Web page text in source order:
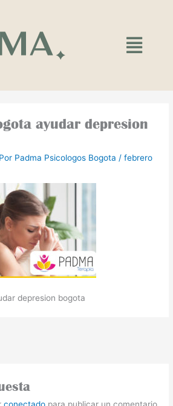
Main
Menu
ayudar depresion
Padma Psicologos Bogota /febrero
depresion bogota